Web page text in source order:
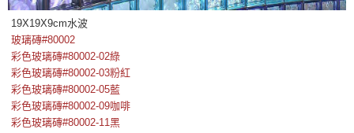
19X19X9cm水波
玻璃磚#80002
彩色玻璃磚#80002-02綠
彩色玻璃磚#80002-03粉紅
彩色玻璃磚#80002-05藍
彩色玻璃磚#80002-09咖啡
彩色玻璃磚#80002-11黑